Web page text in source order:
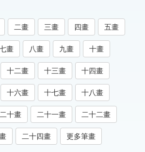
引
二畫 三畫 四畫 五畫
畫 八畫 九畫 十畫
十二畫 十三畫 十四畫
十六畫 十七畫 十八畫
二十畫 二十一畫 二十二畫
二十四畫 更多筆畫